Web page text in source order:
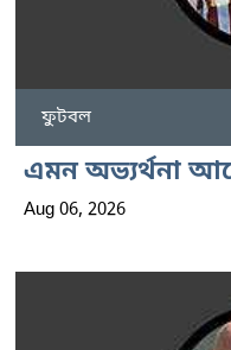
ফুটবল
এমন অভ্যর্থনা
Aug 06, 2026